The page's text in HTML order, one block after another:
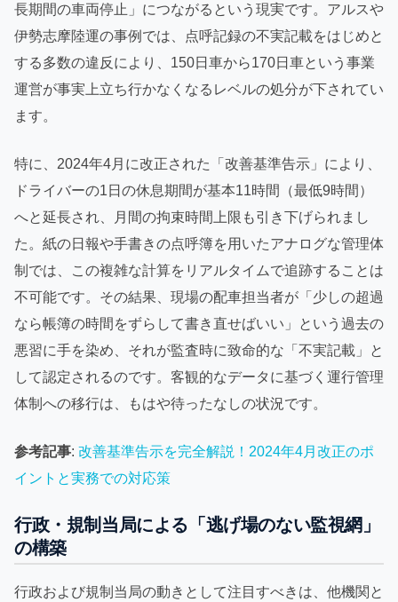
長期間の車両停止」につながるという現実です。アルスや
伊勢志摩陸運の事例では、点呼記録の不実記載をはじめと
する多数の違反により、150日車から170日車という事業
運営が事実上立ち行かなくなるレベルの処分が下されてい
ます。
特に、2024年4月に改正された「改善基準告示」により、
ドライバーの1日の休息期間が基本11時間（最低9時間）
へと延長され、月間の拘束時間上限も引き下げられまし
た。紙の日報や手書きの点呼簿を用いたアナログな管理体
制では、この複雑な計算をリアルタイムで追跡することは
不可能です。その結果、現場の配車担当者が「少しの超過
なら帳簿の時間をずらして書き直せばいい」という過去の
悪習に手を染め、それが監査時に致命的な「不実記載」と
して認定されるのです。客観的なデータに基づく運行管理
体制への移行は、もはや待ったなしの状況です。
参考記事: 改善基準告示を完全解説！2024年4月改正のポ
イントと実務での対応策
行政・規制当局による「逃げ場のない監視網」
の構築
行政および規制当局の動きとして注目すべきは、他機関と